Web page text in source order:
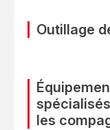
Outillage
les